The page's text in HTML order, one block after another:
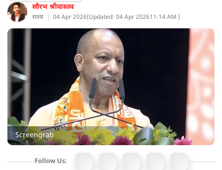
सौरभ श्रीवास्तव
राज्य 04 Apr 2026(Updated: 04 Apr 202611:14 AM )
Screengrab
Follow Us: